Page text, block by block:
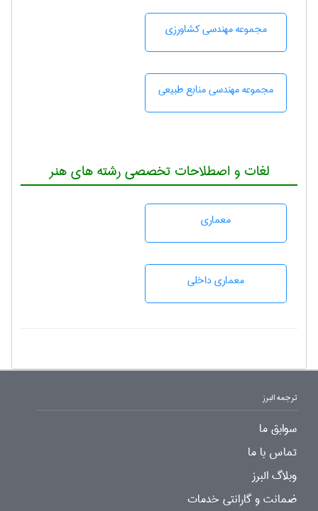
مجموعه مهندسی كشاورزی
مجموعه مهندسی منابع طبيعی
لغات و اصطلاحات تخصصی رشته های هنر
معماری
معماری داخلی
ترجمه البرز
سوابق ما
تماس با ما
وبلاگ البرز
ضمانت و گارانتی خدمات